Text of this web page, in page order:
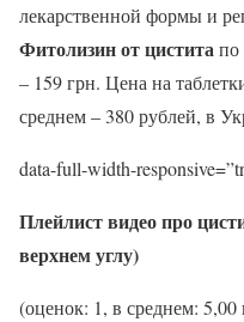
лекарственной формы и
Фитолизин от циститапо
– 159 грн. Цена на
среднем – 380 рублей, в
data-full-width-
Плейлист видео про
верхнем углу)
(оценок: 1, в среднем: 5,00